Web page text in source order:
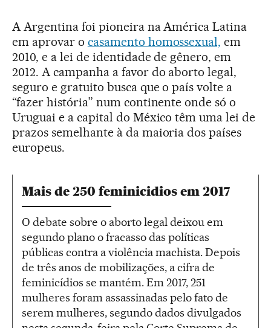
A Argentina foi pioneira na América Latina
em aprovar o casamento homossexual, em
2010, e a lei de identidade de gênero, em
2012. A campanha a favor do aborto legal,
seguro e gratuito busca que o país volte a
“fazer história” num continente onde só o
Uruguai e a capital do México têm uma lei de
prazos semelhante à da maioria dos países
europeus.
Mais de 250 feminicidios em 2017
O debate sobre o aborto legal deixou em
segundo plano o fracasso das políticas
públicas contra a violência machista. Depois
de três anos de mobilizações, a cifra de
feminicídios se mantém. Em 2017, 251
mulheres foram assassinadas pelo fato de
serem mulheres, segundo dados divulgados